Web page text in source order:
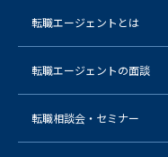
転職エージェントとは
転職エージェントの面談
転職相談会・セミナー